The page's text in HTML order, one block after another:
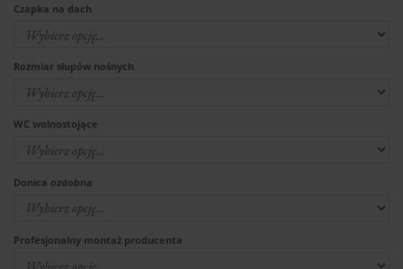
Czapka na dach
Rozmiar słupów nośnych
WC wolnostojące
Donica ozdobna
Profesjonalny montaż producenta